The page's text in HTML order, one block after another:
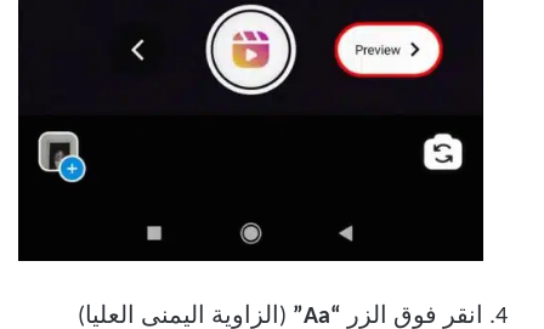
انقر فوق الزر “Aa” (الزاوية اليمنى العليا)